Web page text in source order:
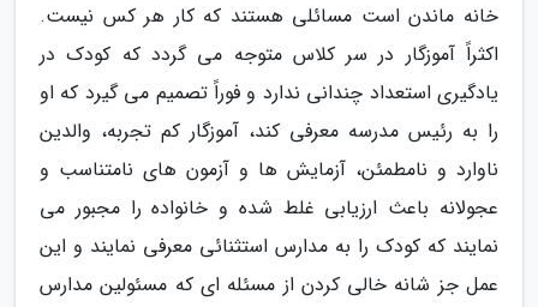
خانه ماندن است مسائلی هستند که کار هر کس نیست.
اکثراً آموزگار در سر کلاس متوجه می گردد که کودک در
یادگیری استعداد چندانی ندارد و فوراً تصمیم می گیرد که او
را به رئیس مدرسه معرفی کند، آموزگار کم تجربه، والدین
ناوارد و نامطمئن، آزمایش ها و آزمون های نامتناسب و
عجولانه باعث ارزیابی غلط شده و خانواده را مجبور می
نمایند که کودک را به مدارس استثنائی معرفی نمایند و این
عمل جز شانه خالی کردن از مسئله ای که مسئولین مدارس